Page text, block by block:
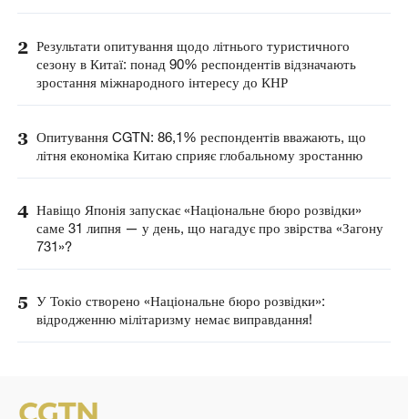
2 Результати опитування щодо літнього туристичного
сезону в Китаї: понад 90% респондентів відзначають
зростання міжнародного інтересу до КНР
3 Опитування CGTN: 86,1% респондентів вважають, що
літня економіка Китаю сприяє глобальному зростанню
4 Навіщо Японія запускає «Національне бюро розвідки»
саме 31 липня — у день, що нагадує про звірства «Загону
731»?
5 У Токіо створено «Національне бюро розвідки»:
відродженню мілітаризму немає виправдання!